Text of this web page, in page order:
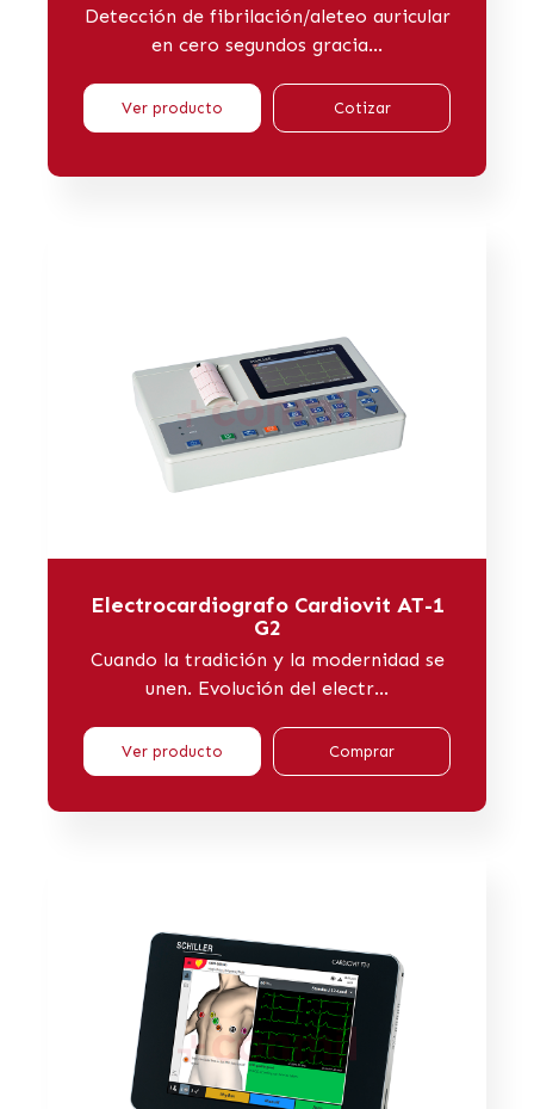
Detección de fibrilación/aleteo auricular
en cero segundos gracia...
Ver producto Cotizar
Electrocardiografo Cardiovit AT-1
G2
Cuando la tradición y la modernidad se
unen. Evolución del electr...
Ver producto Comprar